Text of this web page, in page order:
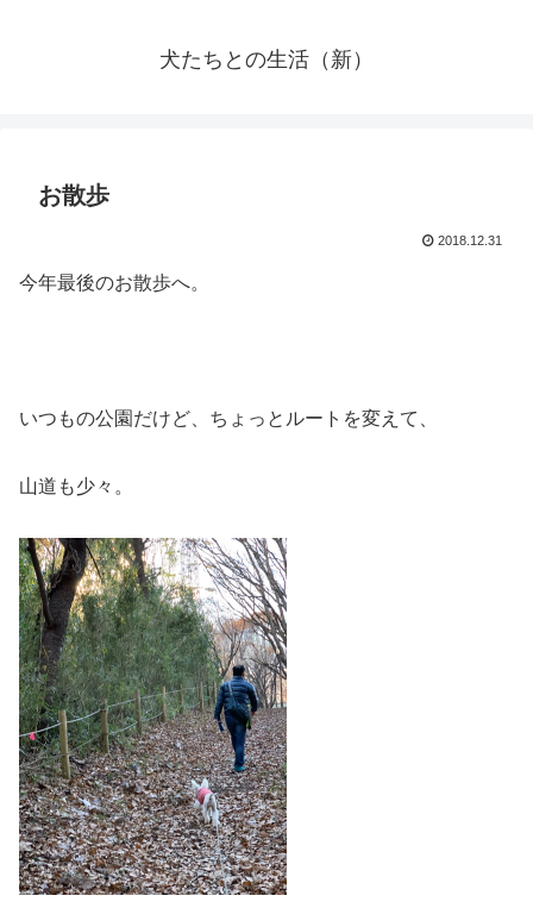
犬たちとの生活（新）
お散歩
2018.12.31
今年最後のお散歩へ。
いつもの公園だけど、ちょっとルートを変えて、
山道も少々。